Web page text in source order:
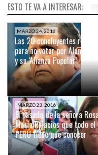
ESTO TE VA A INTERESAR:
MARZO 24, 2016
Las 20 concluyentes razones
para no votar por Alan García
y su ‘Alianza Popular’
MARZO 23, 2016
El pasado de la señora
María Palacios que todo el
PERÚ tiene que conocer